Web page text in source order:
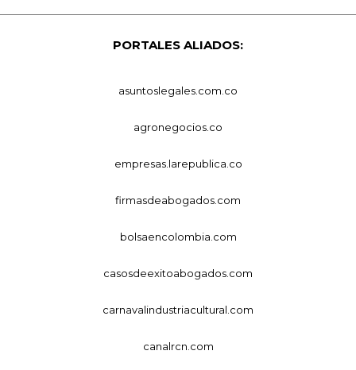
PORTALES ALIADOS:
asuntoslegales.com.co
agronegocios.co
empresas.larepublica.co
firmasdeabogados.com
bolsaencolombia.com
casosdeexitoabogados.com
carnavalindustriacultural.com
canalrcn.com